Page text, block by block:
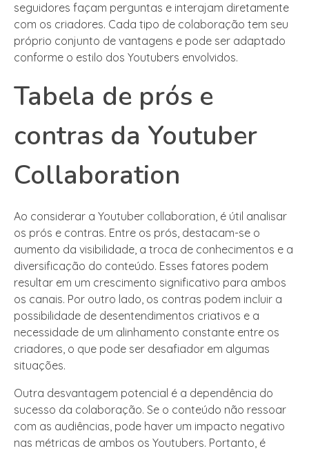
seguidores façam perguntas e interajam diretamente
com os criadores. Cada tipo de colaboração tem seu
próprio conjunto de vantagens e pode ser adaptado
conforme o estilo dos Youtubers envolvidos.
Tabela de prós e
contras da Youtuber
Collaboration
Ao considerar a Youtuber collaboration, é útil analisar
os prós e contras. Entre os prós, destacam-se o
aumento da visibilidade, a troca de conhecimentos e a
diversificação do conteúdo. Esses fatores podem
resultar em um crescimento significativo para ambos
os canais. Por outro lado, os contras podem incluir a
possibilidade de desentendimentos criativos e a
necessidade de um alinhamento constante entre os
criadores, o que pode ser desafiador em algumas
situações.
Outra desvantagem potencial é a dependência do
sucesso da colaboração. Se o conteúdo não ressoar
com as audiências, pode haver um impacto negativo
nas métricas de ambos os Youtubers. Portanto, é